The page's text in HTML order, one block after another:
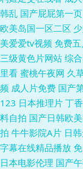
韩乱 国产屁屁第一页
欧美岛国一区二区
美爱爱tv视频 免费
三级黄色片网站 综
里看 蜜桃午夜网 久
频 成人片免费 国产
123 日本推理片 丁
料自拍 国产日韩欧
拍 牛牛影院A片 日
字幕在线精品播放
日本电影伦理 国产